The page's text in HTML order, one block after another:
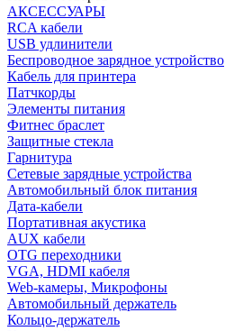
АКСЕССУАРЫ
RCA кабели
USB удлинители
Беспроводное зарядное устройство
Кабель для принтера
Патчкорды
Элементы питания
Фитнес браслет
Защитные стекла
Гарнитура
Сетевые зарядные устройства
Автомобильный блок питания
Дата-кабели
Портативная акустика
AUX кабели
OTG переходники
VGA, HDMI кабеля
Web-камеры, Микрофоны
Автомобильный держатель
Кольцо-держатель